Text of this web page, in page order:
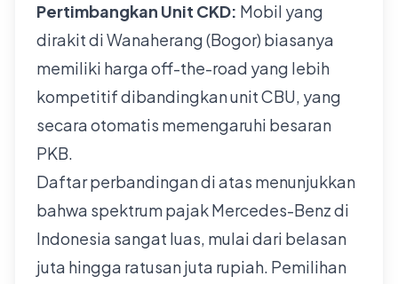
Pertimbangkan Unit CKD: Mobil yang
dirakit di Wanaherang (Bogor) biasanya
memiliki harga off-the-road yang lebih
kompetitif dibandingkan unit CBU, yang
secara otomatis memengaruhi besaran
PKB.
Daftar perbandingan di atas menunjukkan
bahwa spektrum pajak Mercedes-Benz di
Indonesia sangat luas, mulai dari belasan
juta hingga ratusan juta rupiah. Pemilihan